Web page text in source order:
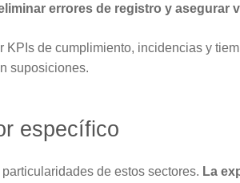
errores de registro y asegurar
KPIs de cumplimiento, incidencias y
suposiciones.
específico
de estos sectores. La